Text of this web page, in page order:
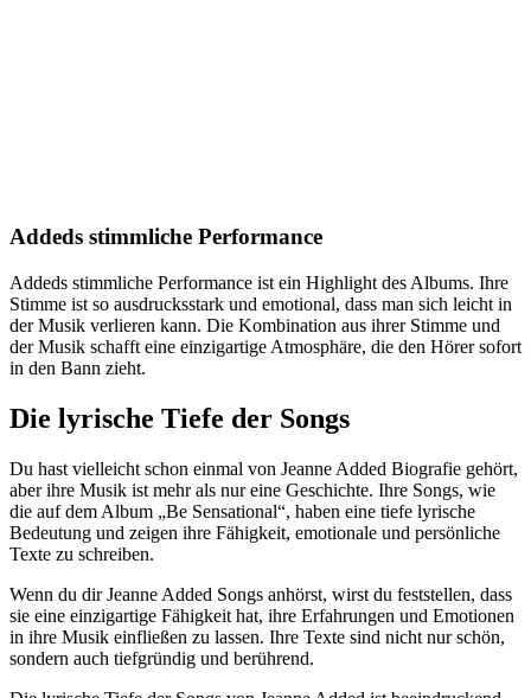
Addeds stimmliche Performance
Addeds stimmliche Performance ist ein Highlight des Albums. Ihre
Stimme ist so ausdrucksstark und emotional, dass man sich leicht in
der Musik verlieren kann. Die Kombination aus ihrer Stimme und
der Musik schafft eine einzigartige Atmosphäre, die den Hörer sofort
in den Bann zieht.
Die lyrische Tiefe der Songs
Du hast vielleicht schon einmal von Jeanne Added Biografie gehört,
aber ihre Musik ist mehr als nur eine Geschichte. Ihre Songs, wie
die auf dem Album „Be Sensational“, haben eine tiefe lyrische
Bedeutung und zeigen ihre Fähigkeit, emotionale und persönliche
Texte zu schreiben.
Wenn du dir Jeanne Added Songs anhörst, wirst du feststellen, dass
sie eine einzigartige Fähigkeit hat, ihre Erfahrungen und Emotionen
in ihre Musik einfließen zu lassen. Ihre Texte sind nicht nur schön,
sondern auch tiefgründig und berührend.